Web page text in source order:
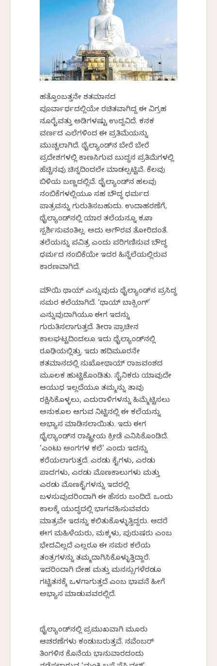
ಹತ್ತೊಂಬತ್ತನೇ ಶತಮಾನದ
ಪೂರ್ವಾರ್ಧದಲ್ಲಿಯೇ ರಚಿತವಾಗಿದ್ದ ಈ ವಿಗ್ರಹ
ನೂರೈವತ್ತು ಅಡಿಗಳಷ್ಟು ಉದ್ದವಿದೆ. ಕನಕ
ವರ್ಣದ ಎಲೆಗಳಿಂದ ಈ ಪ್ರತಿಮೆಯನ್ನು
ಮುಚ್ಚಲಾಗಿದೆ. ಥೈಲ್ಯಾಂಡ್‌ನ ಬೇರೆ ಬೇರೆ
ಪ್ರದೇಶಗಳಲ್ಲಿ ಕಾಣಸಿಗುವ ಬುದ್ಧನ ಪ್ರತಿಮೆಗಳಲ್ಲಿ
ಹೆಚ್ಚಿನವು ಚಿನ್ನದಿಂದಲೇ ಮಾಡಲ್ಪಟ್ಟಿವೆ. ಕೆಲವು
ಬಿಳಿಯ ಬಣ್ಣದಲ್ಲಿವೆ. ಥೈಲ್ಯಾಂಡ್‌ನ ಹಲವು
ನಂಬಿಕೆಗಳಲ್ಲಿಯೂ ಸಹ ಬೌದ್ಧ ಧರ್ಮದ
ಪಾತ್ರವನ್ನು ಗುರುತಿಸಬಹುದು. ಉದಾಹರಣೆಗೆ,
ಥೈಲ್ಯಾಂಡ್‌ನಲ್ಲಿ ಯಾರ ತಲೆಯನ್ನೂ ಕೂಡಾ
ಸ್ಪರ್ಶಿಸುವಂತಿಲ್ಲ. ಅದು ಅಗೌರವ ತೋರಿದಂತೆ.
ತಲೆಯನ್ನು ಪವಿತ್ರ ಎಂದು ಪರಿಗಣಿಸುವ ಬೌದ್ಧ
ಧರ್ಮದ ನಂಬಿಕೆಯೇ ಇದರ ಹಿನ್ನೆಲೆಯಲ್ಲಿರುವ
ಕಾರಣವಾಗಿದೆ.
ಮೌಯಿ ಥಾಯ್ ಎನ್ನುವುದು ಥೈಲ್ಯಾಂಡ್‌ನ ಪ್ರಸಿದ್ಧ
ಸಮರ ಕಲೆಯಾಗಿದೆ. ‘ಥಾಯ್ ಬಾಕ್ಸಿಂಗ್’
ಎನ್ನುವುದಾಗಿಯೂ ಈಗ ಇದನ್ನು
ಗುರುತಿಸಲಾಗುತ್ತದೆ. ತೀರಾ ಪ್ರಾಚೀನ
ಕಾಲಘಟ್ಟದಿಂದಲೂ ಇದು ಥೈಲ್ಯಾಂಡ್‌ನಲ್ಲಿ
ರೂಢಿಯಲ್ಲಿತ್ತು. ಇದು ಹದಿಮೂರನೇ
ಶತಮಾನದಲ್ಲಿ ಸುಖೋಥಾಯ್ ರಾಜವಂಶದ
ಮೂಲಕ ಹುಟ್ಟಿಕೊಂಡಿತು. ಸೈನಿಕರು ಯಾವುದೇ
ಆಯುಧ ಇಲ್ಲದೆಯೂ ತಮ್ಮನ್ನು ತಾವು
ರಕ್ಷಿಸಿಕೊಳ್ಳಲು, ಎದುರಾಳಿಗಳನ್ನು ಹಿಮ್ಮೆಟ್ಟಿಸಲು
ಅನುಕೂಲ ಆಗುವ ನಿಟ್ಟಿನಲ್ಲಿ ಈ ಕಲೆಯನ್ನು
ಅಭ್ಯಾಸ ಮಾಡಿಸಲಾಯಿತು. ಇದು ಈಗ
ಥೈಲ್ಯಾಂಡ್‌ನ ರಾಷ್ಟ್ರೀಯ ಕ್ರೀಡೆ ಎನಿಸಿಕೊಂಡಿದೆ.
‘ಎಂಟು ಅಂಗಗಳ ಕಲೆ’ ಎಂದು ಇದನ್ನು
ಕರೆಯಲಾಗುತ್ತದೆ. ಎರಡು ಕೈಗಳು, ಎರಡು
ಪಾದಗಳು, ಎರಡು ಮೊಣಕಾಲುಗಳು ಮತ್ತು
ಎರಡು ಮೊಣಕೈಗಳನ್ನು ಇದರಲ್ಲಿ
ಬಳಸುವುದರಿಂದಾಗಿ ಈ ಹೆಸರು ಬಂದಿದೆ. ಒಂದು
ಕಾಲಕ್ಕೆ ಯುದ್ಧದಲ್ಲಿ ಭಾಗವಹಿಸುವವರು
ಮಾತ್ರವೇ ಇದನ್ನು ಕಲಿತುಕೊಳ್ಳುತ್ತಿದ್ದರು. ಆದರೆ
ಈಗ ಮಹಿಳೆಯರು, ಮಕ್ಕಳು, ಪುರುಷರು ಎಂಬ
ಭೇದವಿಲ್ಲದೆ ಎಲ್ಲರೂ ಈ ಸಮರ ಕಲೆಯ
ತಂತ್ರಗಳನ್ನು ತಮ್ಮದಾಗಿಸಿಕೊಳ್ಳುತ್ತಿದ್ದಾರೆ.
ಇದರಿಂದಾಗಿ ದೇಹ ಮತ್ತು ಮನಸ್ಸುಗಳೆರಡೂ
ಗಟ್ಟಿತನಕ್ಕೆ ಒಳಗಾಗುತ್ತದೆ ಎಂಬ ಭಾವನೆ ಹೀಗೆ
ಅಭ್ಯಾಸ ಮಾಡುವವರಲ್ಲಿದೆ.
ಥೈಲ್ಯಾಂಡ್‌ನಲ್ಲಿ ಪ್ರಮುಖವಾಗಿ ಮೂರು
ಆಚರಣೆಗಳು ಕಂಡುಬರುತ್ತವೆ. ನವೆಂಬರ್
ತಿಂಗಳಿನ ಕೊನೆಯ ಭಾನುವಾರದಂದು